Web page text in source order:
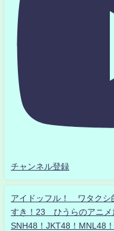
チャンネル登録
アイドッフル！ ワタクシ
すき！23 ひうらのアニメ
SNH48！JKT48！MNL48